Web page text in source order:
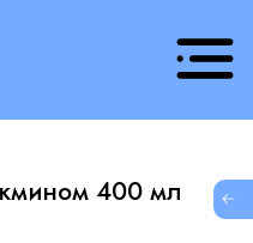
400 мл